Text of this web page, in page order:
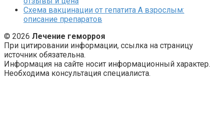
Схема вакцинации от гепатита А взрослым:
описание препаратов
© 2026 Лечение геморроя
При цитировании информации, ссылка на страницу
источник обязательна.
Информация на сайте носит информационный характер.
Необходима консультация специалиста.